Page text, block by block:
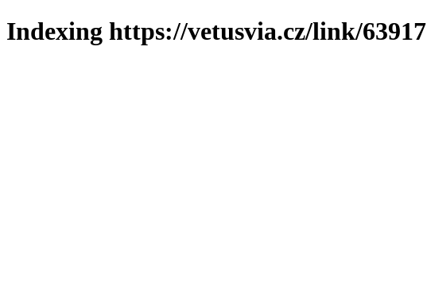
Indexing https://vetusvia.cz/link/63917